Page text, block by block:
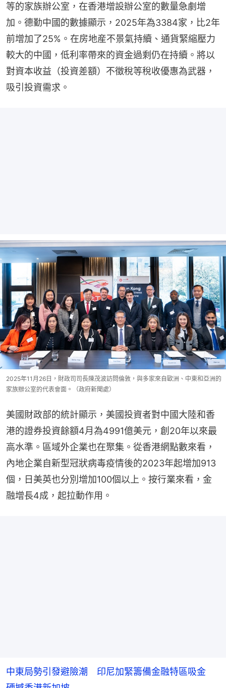
等的家族辦公室，在香港增設辦公室的數量急劇增
加。德勤中國的數據顯示，2025年為3384家，比2年
前增加了25%。在房地産不景氣持續、通貨緊縮壓力
較大的中國，低利率帶來的資金過剩仍在持續。將以
對資本收益（投資差額）不徵稅等稅收優惠為武器，
吸引投資需求。
2025年11月26日，財政司司長陳茂波訪問倫敦，與多家來自歐洲、中東和亞洲的
家族辦公室的代表會面。（政府新聞處）
美國財政部的統計顯示，美國投資者對中國大陸和香
港的證券投資餘額4月為4991億美元，創20年以來最
高水準。區域外企業也在聚集。從香港網點數來看，
內地企業自新型冠狀病毒疫情後的2023年起增加913
個，日美英也分別增加100個以上。按行業來看，金
融增長4成，起拉動作用。
中東局勢引發避險潮 印尼加緊籌備金融特區吸金